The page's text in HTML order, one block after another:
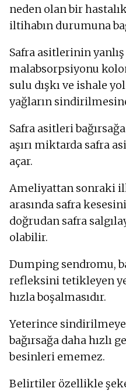
neden olan bir
iltihabın durumuna
Safra asitlerinin
malabsorpsiyonu
sulu dışkı ve ishale
yağların
Safra asitleri
aşırı miktarda safra
açar.
Ameliyattan sonraki
arasında safra
doğrudan safra
olabilir.
Dumping sendromu,
refleksini tetikleyen
hızla boşalmasıdır.
Yeterince
bağırsağa daha hızlı
besinleri ememez.
Belirtiler özellikle